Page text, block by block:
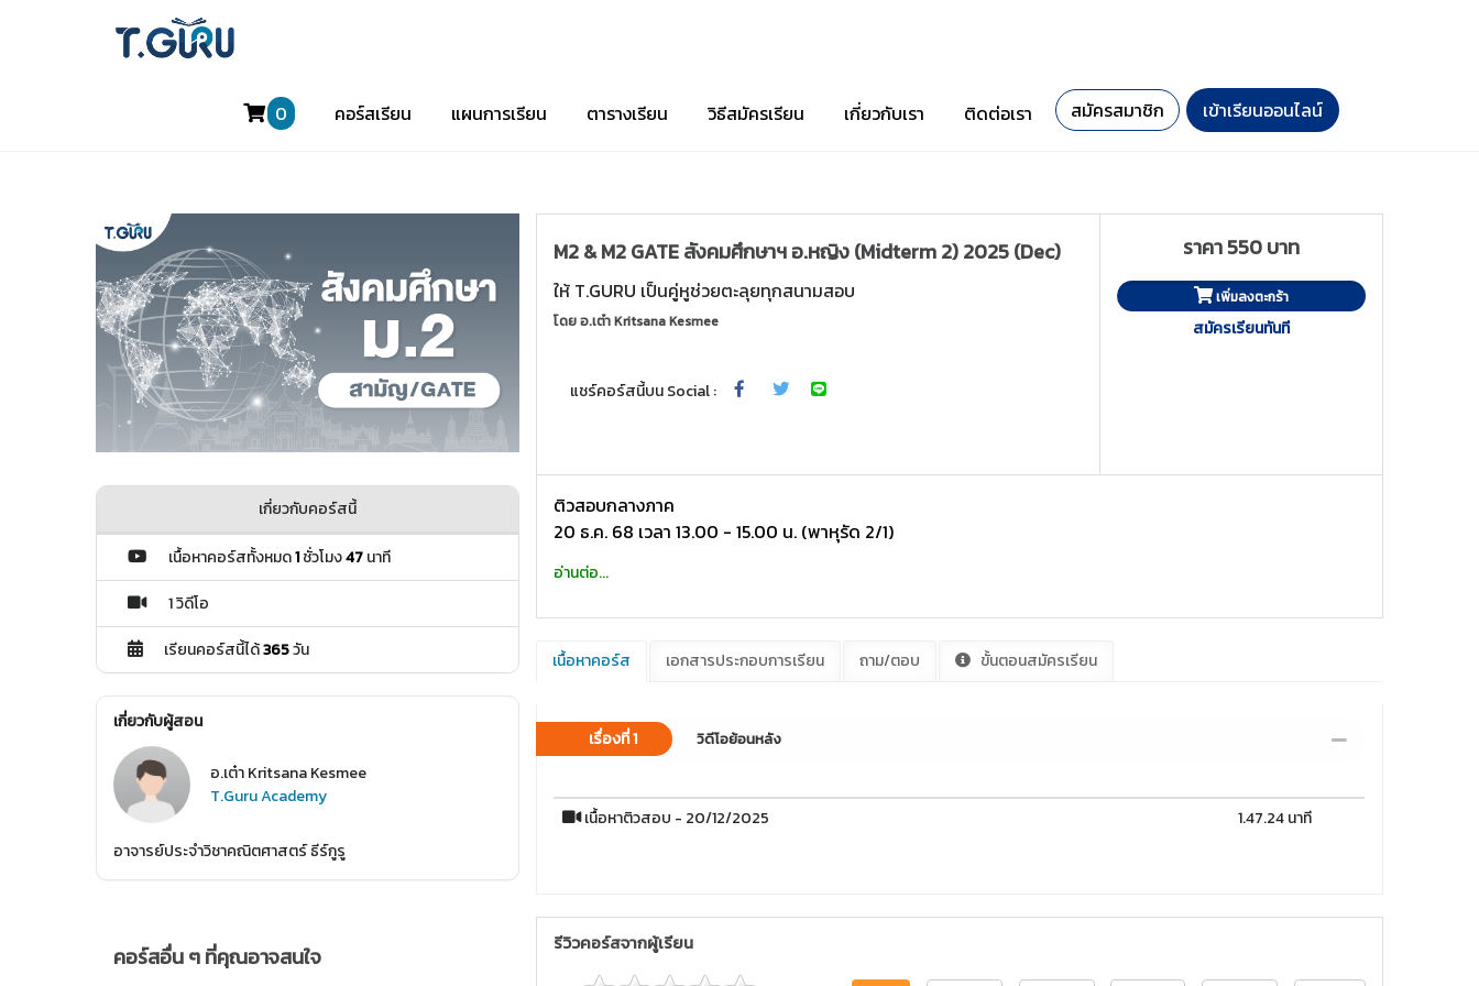
0 คอร์สเรียน แผนการเรียน ตารางเรียน วิธีสมัครเรียน เกี่ยวกับเรา ติดต่อเรา สมัครสมาชิก เข้าเรียนออนไลน์
M2 & M2 GATE สังคมศึกษาฯ อ.หญิง (Midterm 2) 2025 (Dec)
ให้ T.GURU เป็นคู่หูช่วยตะลุยทุกสนามสอบ
โดยอ.เต๋า Kritsana Kesmee
แชร์คอร์สนี้บน Social :
ราคา 550 บาท
เพิ่มลงตะกร้า
สมัครเรียนทันที
ติวสอบกลางภาค
20 ธ.ค. 68 เวลา 13.00 - 15.00 น. (พาหุรัด 2/1)
อ่านต่อ...
เนื้อหาคอร์ส เอกสารประกอบการเรียน ถาม/ตอบ ขั้นตอนสมัครเรียน
เรื่องที่ 1 วิดีโอย้อนหลัง
เนื้อหาติวสอบ - 20/12/2025 1.47.24 นาที
รีวิวคอร์สจากผู้เรียน
เกี่ยวกับคอร์สนี้
เนื้อหาคอร์สทั้งหมด1ชั่วโมง47นาที
1 วิดีโอ
เรียนคอร์สนี้ได้365วัน
เกี่ยวกับผู้สอน
อ.เต๋า Kritsana Kesmee
T.Guru Academy
อาจารย์ประจำวิชาคณิตศาสตร์ ธีร์กูรู
คอร์สอื่น ๆ ที่คุณอาจสนใจ